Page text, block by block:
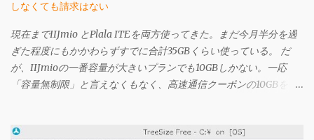
しなくても請求はない
現在までIIJmio とPlala ITEを両方使ってきた。まだ今月半分を過
ぎた程度にもかかわらずすでに合計35GBくらい使っている。 だ
が、IIJmioの一番容量が大きいプランでも10GBしかない。一応
「容量無制限」と言えなくもなく、高速通信クーポンの10GBを使
そうなるといくら「容量無制限」を謳われてもそんなの嘘っぱち